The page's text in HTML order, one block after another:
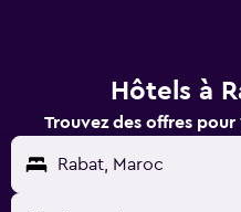
Hôtels à
Trouvez des offres
Rabat, Maroc